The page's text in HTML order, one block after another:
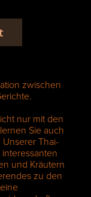
zwischen
nur mit den
Sie auch
Unserer Thai-
und Kräutern
zu den